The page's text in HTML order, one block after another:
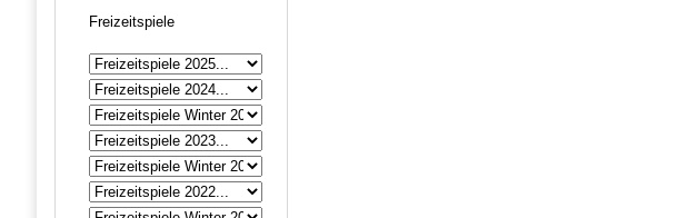
Freizeitspiele